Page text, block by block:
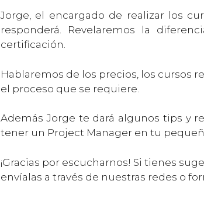
Jorge, el encargado de realizar los
responderá. Revelaremos la
certificación.
Hablaremos de los precios, los cursos
el proceso que se requiere.
Además Jorge te dará algunos tips y
tener un Project Manager en tu
¡Gracias por escucharnos! Si tienes
envíalas a través de nuestras redes o